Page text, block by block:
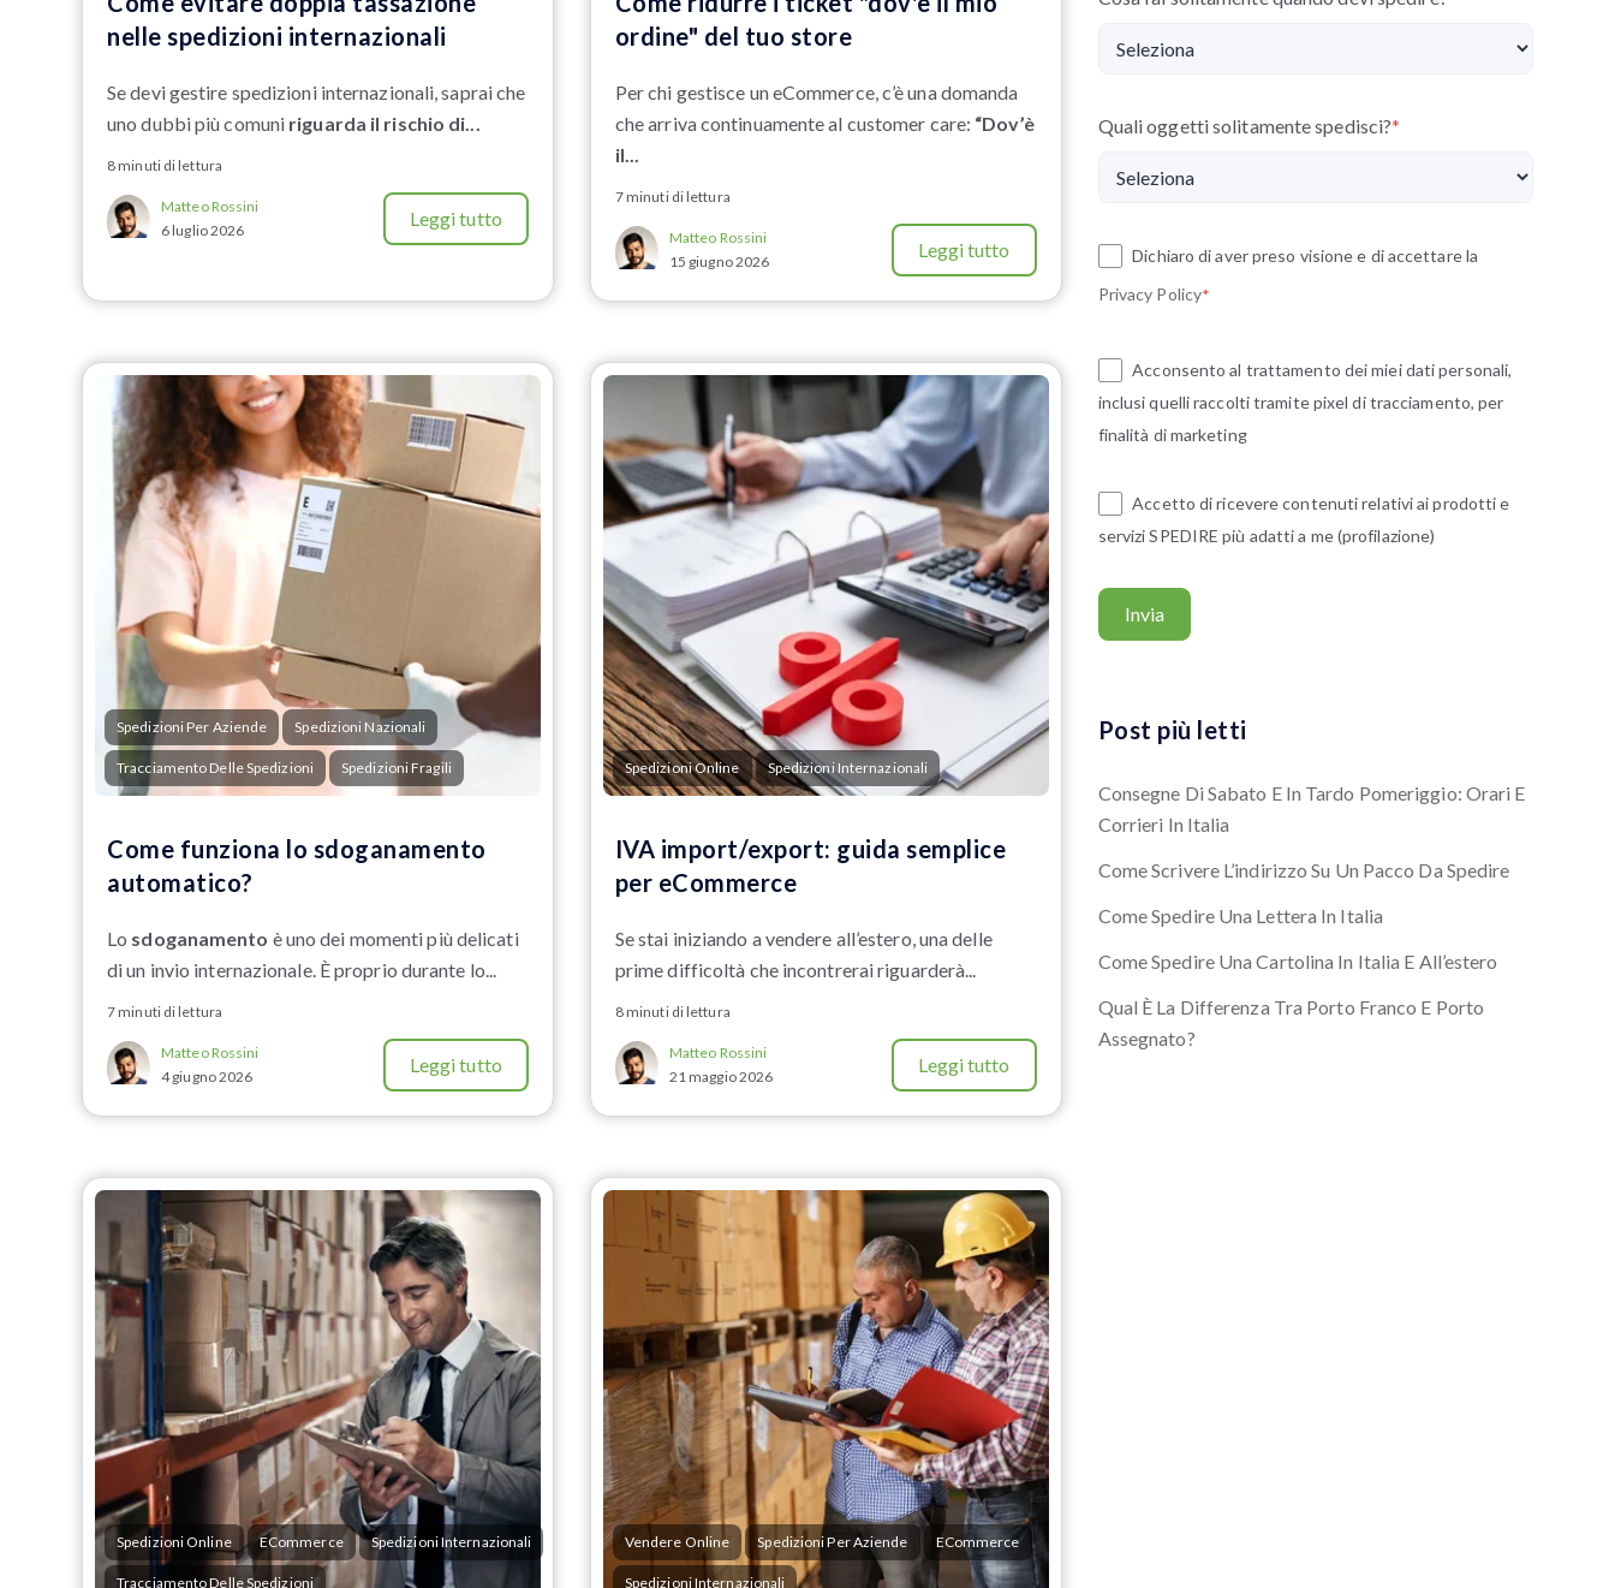
Quali oggetti solitamente spedisci?*
Dichiaro di aver preso visione e di accettare la
Privacy Policy*
Acconsento al trattamento dei miei dati personali,
inclusi quelli raccolti tramite pixel di tracciamento, per
finalità di marketing
Accetto di ricevere contenuti relativi ai prodotti e
servizi SPEDIRE più adatti a me (profilazione)
Post più letti
Consegne Di Sabato E In Tardo Pomeriggio: Orari E
Corrieri In Italia
Come Scrivere L’indirizzo Su Un Pacco Da Spedire
Come Spedire Una Lettera In Italia
Come Spedire Una Cartolina In Italia E All’estero
Qual È La Differenza Tra Porto Franco E Porto
Assegnato?
nelle spedizioni internazionali
Se devi gestire spedizioni internazionali, saprai che
uno dubbi più comuni riguarda il rischio di...
8 minuti di lettura
Matteo Rossini
6 luglio 2026
Leggi tutto
ordine" del tuo store
Per chi gestisce un eCommerce, c’è una domanda
che arriva continuamente al customer care: “Dov’è
il...
7 minuti di lettura
Matteo Rossini
15 giugno 2026
Leggi tutto
Spedizioni Per Aziende Spedizioni Nazionali
Tracciamento Delle Spedizioni Spedizioni Fragili
Come funziona lo sdoganamento
automatico?
Lo sdoganamento è uno dei momenti più delicati
di un invio internazionale. È proprio durante lo...
7 minuti di lettura
Matteo Rossini
4 giugno 2026
Leggi tutto
Spedizioni Online Spedizioni Internazionali
IVA import/export: guida semplice
per eCommerce
Se stai iniziando a vendere all’estero, una delle
prime difficoltà che incontrerai riguarderà...
8 minuti di lettura
Matteo Rossini
21 maggio 2026
Leggi tutto
Spedizioni Online ECommerce Spedizioni Internazionali
Tracciamento Delle Spedizioni
Vendere Online Spedizioni Per Aziende ECommerce
Spedizioni Internazionali